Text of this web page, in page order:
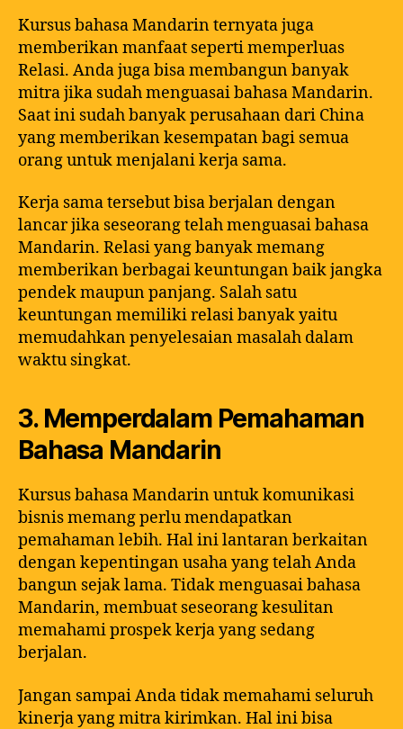
Kursus bahasa Mandarin ternyata juga
memberikan manfaat seperti memperluas
Relasi. Anda juga bisa membangun banyak
mitra jika sudah menguasai bahasa Mandarin.
Saat ini sudah banyak perusahaan dari China
yang memberikan kesempatan bagi semua
orang untuk menjalani kerja sama.
Kerja sama tersebut bisa berjalan dengan
lancar jika seseorang telah menguasai bahasa
Mandarin. Relasi yang banyak memang
memberikan berbagai keuntungan baik jangka
pendek maupun panjang. Salah satu
keuntungan memiliki relasi banyak yaitu
memudahkan penyelesaian masalah dalam
waktu singkat.
3. Memperdalam Pemahaman
Bahasa Mandarin
Kursus bahasa Mandarin untuk komunikasi
bisnis memang perlu mendapatkan
pemahaman lebih. Hal ini lantaran berkaitan
dengan kepentingan usaha yang telah Anda
bangun sejak lama. Tidak menguasai bahasa
Mandarin, membuat seseorang kesulitan
memahami prospek kerja yang sedang
berjalan.
Jangan sampai Anda tidak memahami seluruh
kinerja yang mitra kirimkan. Hal ini bisa